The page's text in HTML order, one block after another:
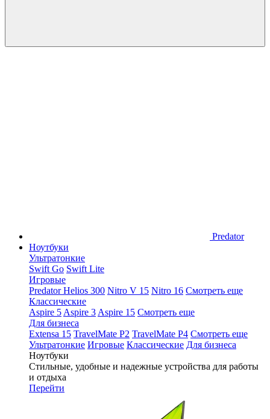
Predator
Ноутбуки
Ультратонкие
Swift Go Swift Lite
Игровые
Predator Helios 300 Nitro V 15 Nitro 16 Смотреть еще
Классические
Aspire 5 Aspire 3 Aspire 15 Смотреть еще
Для бизнеса
Extensa 15 TravelMate P2 TravelMate P4 Смотреть еще
Ультратонкие Игровые Классические Для бизнеса
Ноутбуки
Стильные, удобные и надежные устройства для работы
и отдыха
Перейти